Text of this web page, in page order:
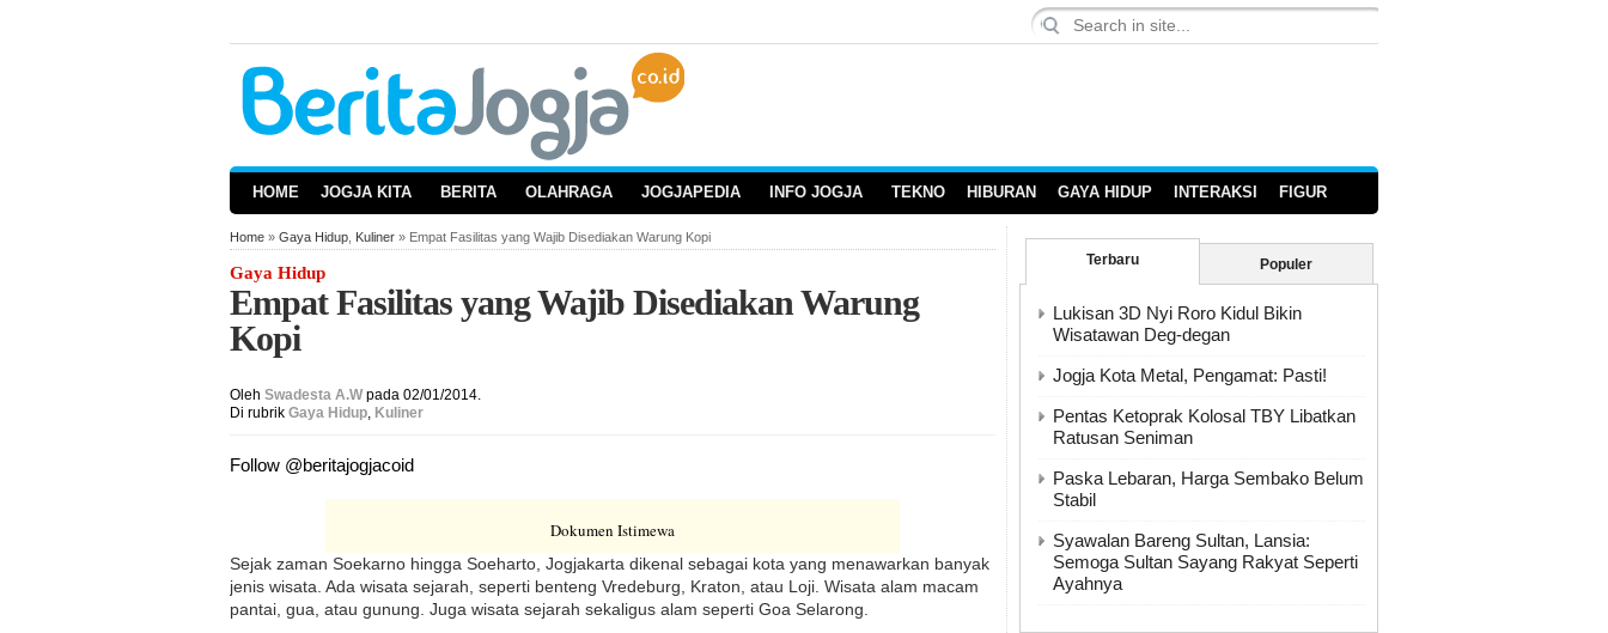
HOME JOGJA KITA BERITA OLAHRAGA JOGJAPEDIA INFO JOGJA TEKNO HIBURAN GAYA HIDUP INTERAKSI FIGUR
Home » Gaya Hidup Kuliner » Empat Fasilitas yang Wajib Disediakan Warung Kopi
Gaya Hidup
Empat Fasilitas yang Wajib Disediakan Warung
Kopi
Oleh Swadesta A.W pada 02/01/2014.
Di rubrik Gaya Hidup, Kuliner
Follow @beritajogjacoid
Dokumen Istimewa
Sejak zaman Soekarno hingga Soeharto, Jogjakarta dikenal sebagai kota yang menawarkan banyak
jenis wisata. Ada wisata sejarah, seperti benteng Vredeburg, Kraton, atau Loji. Wisata alam macam
pantai, gua, atau gunung. Juga wisata sejarah sekaligus alam seperti Goa Selarong.
Terbaru Populer
Lukisan 3D Nyi Roro Kidul Bikin
Wisatawan Deg-degan
Jogja Kota Metal, Pengamat: Pasti!
Pentas Ketoprak Kolosal TBY Libatkan
Ratusan Seniman
Paska Lebaran, Harga Sembako Belum
Stabil
Syawalan Bareng Sultan, Lansia:
Semoga Sultan Sayang Rakyat Seperti
Ayahnya